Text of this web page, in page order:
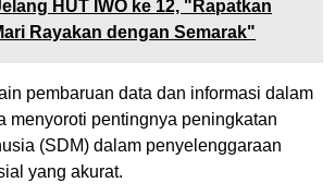
HUT IWO ke 12, "Rapatkan
Rayakan dengan Semarak"
pembaruan data dan informasi dalam
menyoroti pentingnya peningkatan
(SDM) dalam penyelenggaraan
yang akurat.